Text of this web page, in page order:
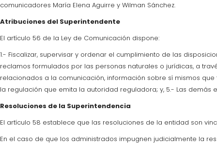
comunicadores María Elena Aguirre y Wilman Sánchez.
Atribuciones del Superintendente
El artículo 56 de la Ley de Comunicación dispone:
1.- Fiscalizar, supervisar y ordenar el cumplimiento de las
reclamos formulados por las personas naturales o jurídicas, a
relacionados a la comunicación, información sobre sí mismos
la regulación que emita la autoridad reguladora; y, 5.- Las demás
Resoluciones de la Superintendencia
El artículo 58 establece que las resoluciones de la entidad son
En el caso de que los administrados impugnen judicialmente la